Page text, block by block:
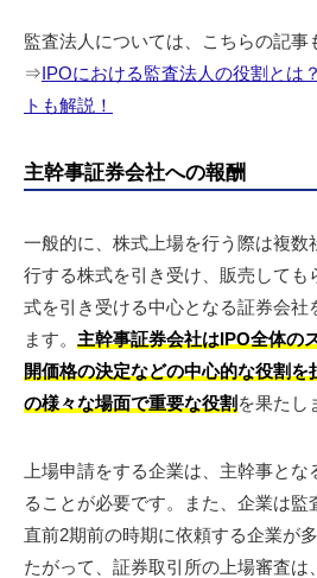
監査法人については、こちらの記事
⇒IPOにおける監査法人の役割とは
トも解説！
主幹事証券会社への報酬
一般的に、株式上場を行う際は複数
行する株式を引き受け、販売しても
式を引き受ける中心となる証券会社
ます。 主幹事証券会社はIPO全体の
開価格の決定などの中心的な役割を
の様々な場面で重要な役割 を果たし
上場申請をする企業は、主幹事と
ることが必要です。また、企業は
直前2期前の時期に依頼する企業が
たがって、証券取引所の上場審査は